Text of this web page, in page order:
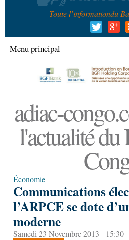
Toute l’informationdu
Menu principal
adiac-
l'actualité du
Économie
Communications
l’ARPCE se dote
moderne
Samedi 23 Novembre 2013 - 15:30